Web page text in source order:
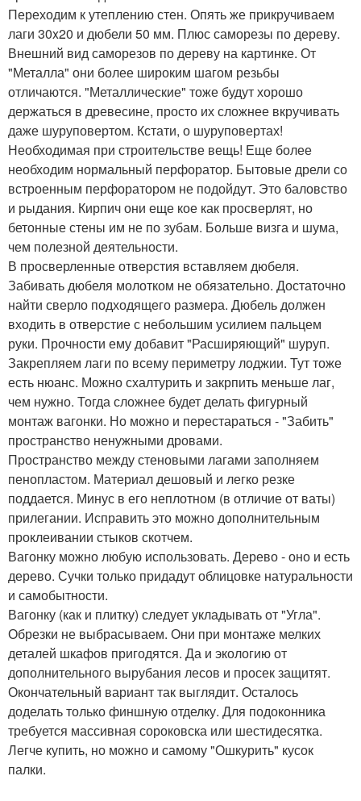
Переходим к утеплению стен. Опять же прикручиваем
лаги 30x20 и дюбели 50 мм. Плюс саморезы по дереву.
Внешний вид саморезов по дереву на картинке. От
"Металла" они более широким шагом резьбы
отличаются. "Металлические" тоже будут хорошо
держаться в древесине, просто их сложнее вкручивать
даже шуруповертом. Кстати, о шуруповертах!
Необходимая при строительстве вещь! Еще более
необходим нормальный перфоратор. Бытовые дрели со
встроенным перфоратором не подойдут. Это баловство
и рыдания. Кирпич они еще кое как просверлят, но
бетонные стены им не по зубам. Больше визга и шума,
чем полезной деятельности.
В просверленные отверстия вставляем дюбеля.
Забивать дюбеля молотком не обязательно. Достаточно
найти сверло подходящего размера. Дюбель должен
входить в отверстие с небольшим усилием пальцем
руки. Прочности ему добавит "Расширяющий" шуруп.
Закрепляем лаги по всему периметру лоджии. Тут тоже
есть нюанс. Можно схалтурить и закрпить меньше лаг,
чем нужно. Тогда сложнее будет делать фигурный
монтаж вагонки. Но можно и перестараться - "Забить"
пространство ненужными дровами.
Пространство между стеновыми лагами заполняем
пенопластом. Материал дешовый и легко резке
поддается. Минус в его неплотном (в отличие от ваты)
прилегании. Исправить это можно дополнительным
проклеивании стыков скотчем.
Вагонку можно любую использовать. Дерево - оно и есть
дерево. Сучки только придадут облицовке натуральности
и самобытности.
Вагонку (как и плитку) следует укладывать от "Угла".
Обрезки не выбрасываем. Они при монтаже мелких
деталей шкафов пригодятся. Да и экологию от
дополнительного вырубания лесов и просек защитят.
Окончательный вариант так выглядит. Осталось
доделать только финшную отделку. Для подоконника
требуется массивная сороковска или шестидесятка.
Легче купить, но можно и самому "Ошкурить" кусок
палки.